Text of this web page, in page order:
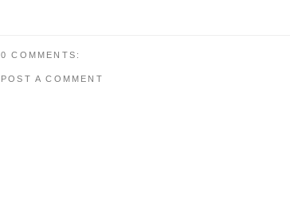
0 COMMENTS:
POST A COMMENT